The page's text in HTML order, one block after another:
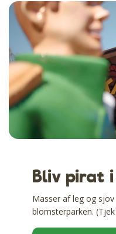
Bliv pirat
Masser af leg og
blomsterparken.